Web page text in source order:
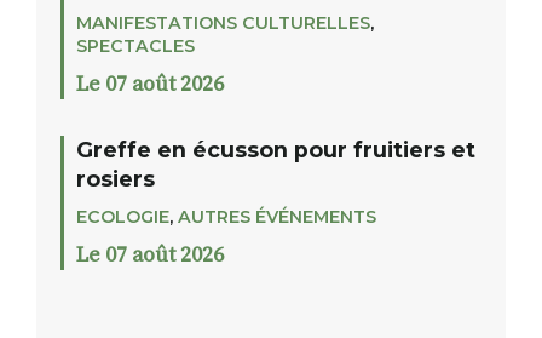
MANIFESTATIONS CULTURELLES,
SPECTACLES
Le 07 août 2026
Greffe en écusson pour fruitiers et
rosiers
ECOLOGIE, AUTRES ÉVÉNEMENTS
Le 07 août 2026